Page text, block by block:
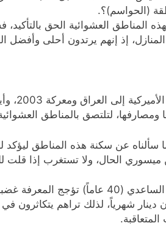
(الحواسم)؟.
المناطق العشوائية الحق
إذ إنهم يرتدون أحلى وأفضل
لتلتصق بالمناطق
عندما سألناه عن سكنة هذه
الحال، ولا تستغرب إذا قلت
عدنا لنتقصى الحقيقة من مواطن آخر،
دينار شهرياً، لذلك تراهم